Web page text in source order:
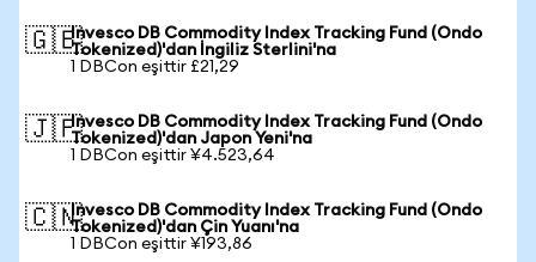
🇬🇧Invesco DB Commodity Index Tracking Fund (Ondo
Tokenized)'dan İngiliz Sterlini'na
1 DBCon eşittir £21,29
🇯🇵Invesco DB Commodity Index Tracking Fund (Ondo
Tokenized)'dan Japon Yeni'na
1 DBCon eşittir ¥4.523,64
🇨🇳Invesco DB Commodity Index Tracking Fund (Ondo
Tokenized)'dan Çin Yuanı'na
1 DBCon eşittir ¥193,86